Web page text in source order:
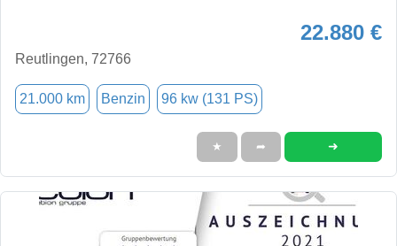
22.880 €
Reutlingen, 72766
21.000 km Benzin 96 kw (131 PS)
★ ➦ ➜